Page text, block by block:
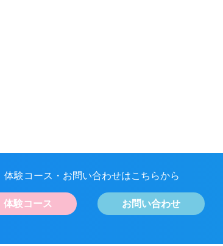
体験コース・お問い合わせはこちらから
体験コース お問い合わせ